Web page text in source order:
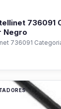
736091
Negro
736091